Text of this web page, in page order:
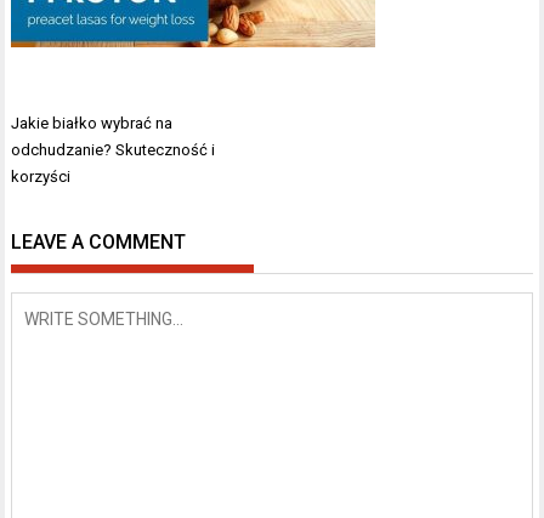
Nawigacja
wpisu
Jakie białko wybrać na
odchudzanie? Skuteczność i
korzyści
LEAVE A COMMENT